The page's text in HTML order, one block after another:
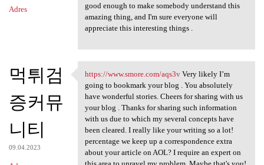
Adres
good enough to make somebody understand this
amazing thing, and I'm sure everyone will
appreciate this interesting things .
먹튀검
증커뮤
니티
09.04.2023
https://www.smore.com/aqs3v
https://www.smore.com/aqs3vVery likely I’m
going to bookmark your blog . You absolutely
have wonderful stories. Cheers for sharing with us
your blog . Thanks for sharing such information
with us due to which my several concepts have
been cleared. I really like your writing so a lot!
percentage we keep up a correspondence extra
about your article on AOL? I require an expert on